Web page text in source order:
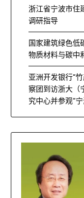
浙江省宁波市住
调研指导
国家建筑绿色低
物质材料与碳中
亚洲开发银行“
察团到访浙大（
究中心并参观“